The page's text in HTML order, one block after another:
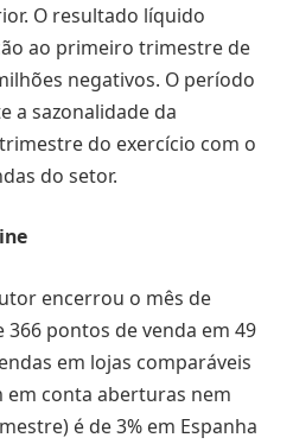
O resultado líquido
ao primeiro trimestre de
negativos. O período
a sazonalidade da
do exercício com o
do setor.
encerrou o mês de
pontos de venda em 49
em lojas comparáveis
em conta aberturas nem
é de 3% em Espanha